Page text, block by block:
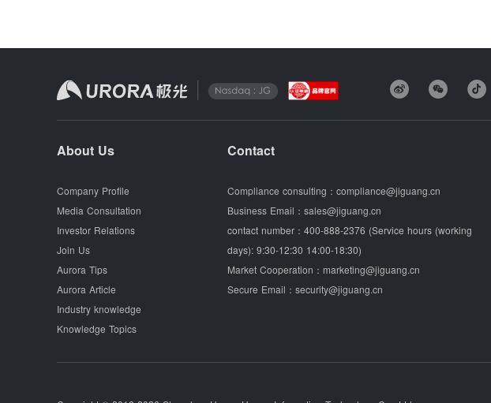
About Us
Company Profile
Media Consultation
Investor Relations
Join Us
Aurora Tips
Aurora Article
Industry knowledge
Knowledge Topics
Contact
Compliance consulting： compliance@jiguang.cn
Business Email： sales@jiguang.cn
contact number： 400-888-2376 (Service hours (working
days): 9:30-12:30 14:00-18:30)
Market Cooperation： marketing@jiguang.cn
Secure Email： security@jiguang.cn